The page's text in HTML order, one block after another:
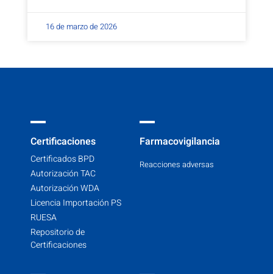
16 de marzo de 2026
Certificaciones
Certificados BPD
Autorización TAC
Autorización WDA
Licencia Importación PS
RUESA
Repositorio de
Certificaciones
Farmacovigilancia
Reacciones adversas